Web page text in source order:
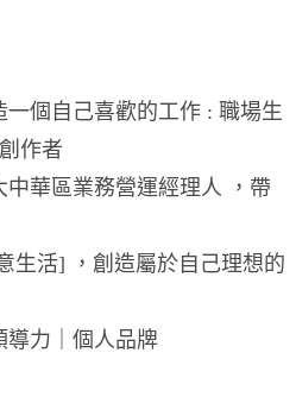
個自己喜歡的工作 : 職場生
作者
華區業務營運經理人 ，帶
生活] ，創造屬於自己理想的
導力｜個人品牌